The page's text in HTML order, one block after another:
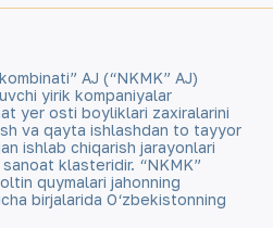
AJ (“NKMK” AJ)
yirik kompaniyalar
yer osti boyliklari zaxiralarini
va qayta ishlashdan to tayyor
ishlab chiqarish jarayonlari
klasteridir. “NKMK”
quymalari jahonning
birjalarida O‘zbekistonning